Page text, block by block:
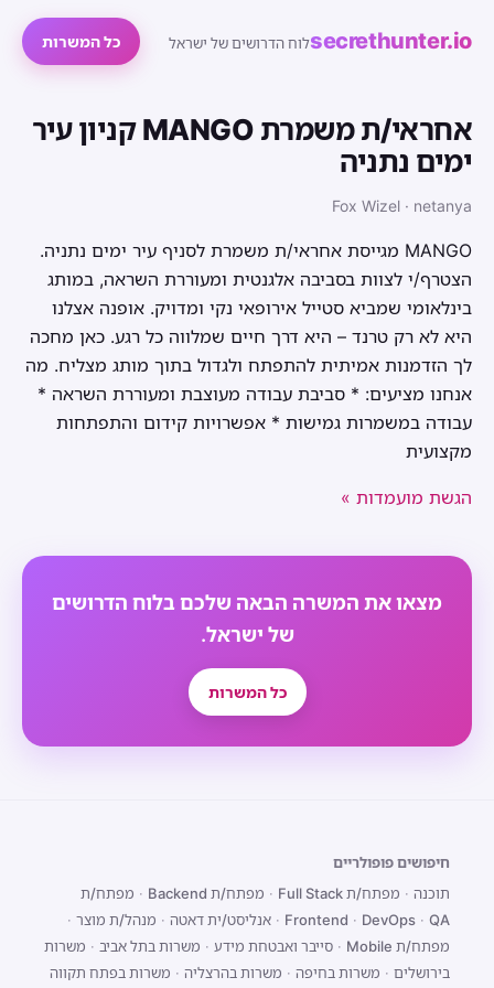
secrethunter.ioלוח הדרושים של ישראל כל המשרות
אחראי/ת משמרת MANGO קניון עיר
ימים נתניה
Fox Wizel · netanya
MANGO מגייסת אחראי/ת משמרת לסניף עיר ימים נתניה.
הצטרף/י לצוות בסביבה אלגנטית ומעוררת השראה, במותג
בינלאומי שמביא סטייל אירופאי נקי ומדויק. אופנה אצלנו
היא לא רק טרנד – היא דרך חיים שמלווה כל רגע. כאן מחכה
לך הזדמנות אמיתית להתפתח ולגדול בתוך מותג מצליח. מה
אנחנו מציעים: * סביבת עבודה מעוצבת ומעוררת השראה *
עבודה במשמרות גמישות * אפשרויות קידום והתפתחות
מקצועית
הגשת מועמדות »
מצאו את המשרה הבאה שלכם בלוח הדרושים
של ישראל.
כל המשרות
חיפושים פופולריים
תוכנה · מפתח/ת Full Stack · מפתח/ת Backend · מפתח/ת
Frontend · DevOps · QA
· אנליסט/ית דאטה · מנהל/ת מוצר ·
מפתח/ת Mobile
· סייבר ואבטחת מידע · משרות בתל אביב · משרות
בירושלים · משרות בחיפה · משרות בהרצליה · משרות בפתח תקווה